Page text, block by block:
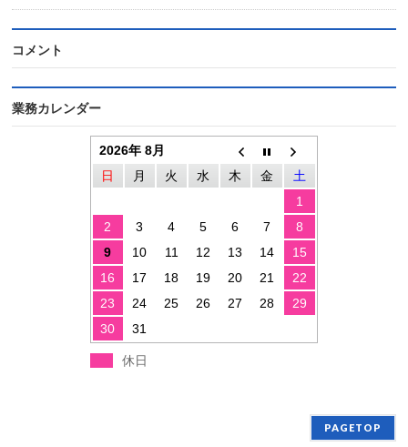
コメント
業務カレンダー
2026年 8月
日
月 火 水 木 金
土
1
2
3 4 5 6 7
8
9
10 11 12 13 14
15
16
17 18 19 20 21
22
23
24 25 26 27 28
29
30
31
休日
PAGETOP